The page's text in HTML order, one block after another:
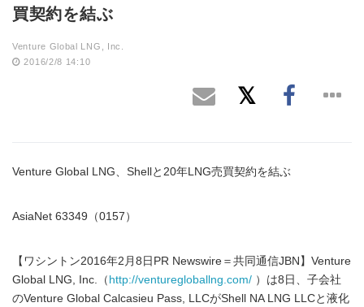
買契約を結ぶ
Venture Global LNG, Inc.
2016/2/8 14:10
Venture Global LNG、Shellと20年LNG売買契約を結ぶ
AsiaNet 63349（0157）
【ワシントン2016年2月8日PR Newswire＝共同通信JBN】Venture
Global LNG, Inc.（ http://venturegloballng.com/ ）は8日、子会社
のVenture Global Calcasieu Pass, LLCがShell NA LNG LLCと液化